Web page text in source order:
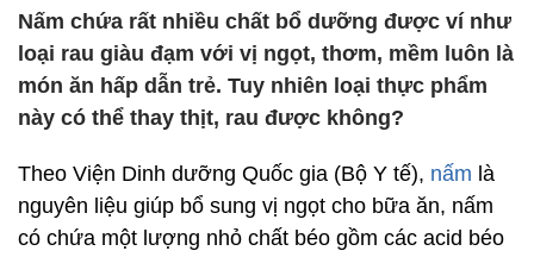
Nấm chứa rất nhiều chất bổ dưỡng được ví như
loại rau giàu đạm với vị ngọt, thơm, mềm luôn là
món ăn hấp dẫn trẻ. Tuy nhiên loại thực phẩm
này có thể thay thịt, rau được không?
Theo Viện Dinh dưỡng Quốc gia (Bộ Y tế), nấm là
nguyên liệu giúp bổ sung vị ngọt cho bữa ăn, nấm
có chứa một lượng nhỏ chất béo gồm các acid béo